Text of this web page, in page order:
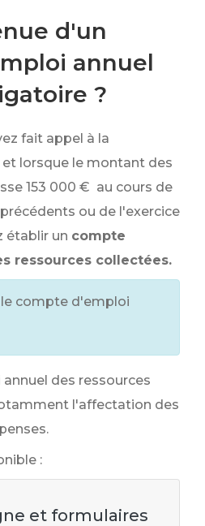
d'un
annuel
?
fait appel à la
et lorsque le montant des
153 000 € au cours de
précédents ou de l'exercice
établir un compte
ressources collectées.
compte d'emploi
des ressources
l'affectation des
:
et formulaires